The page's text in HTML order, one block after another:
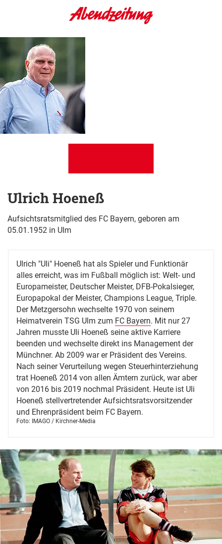
Ulrich Hoeneß
Aufsichtsratsmitglied des FC Bayern, geboren am
05.01.1952 in Ulm
Ulrich "Uli" Hoeneß hat als Spieler und Funktionär
alles erreicht, was im Fußball möglich ist: Welt- und
Europameister, Deutscher Meister, DFB-Pokalsieger,
Europapokal der Meister, Champions League, Triple.
Der Metzgersohn wechselte 1970 von seinem
Heimatverein TSG Ulm zum FC Bayern. Mit nur 27
Jahren musste Uli Hoeneß seine aktive Karriere
beenden und wechselte direkt ins Management der
Münchner. Ab 2009 war er Präsident des Vereins.
Nach seiner Verurteilung wegen Steuerhinterziehung
trat Hoeneß 2014 von allen Ämtern zurück, war aber
von 2016 bis 2019 nochmal Präsident. Heute ist Uli
Hoeneß stellvertretender Aufsichtsratsvorsitzender
und Ehrenpräsident beim FC Bayern.
Foto: IMAGO / Kirchner-Media